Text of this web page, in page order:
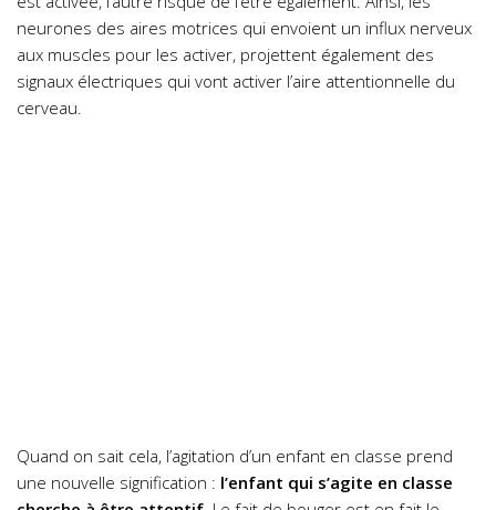
neurones des aires motrices qui envoient un influx nerveux
aux muscles pour les activer, projettent également des
signaux électriques qui vont activer l’aire attentionnelle du
cerveau.
Quand on sait cela, l’agitation d’un enfant en classe prend
une nouvelle signification : l’enfant qui s’agite en classe